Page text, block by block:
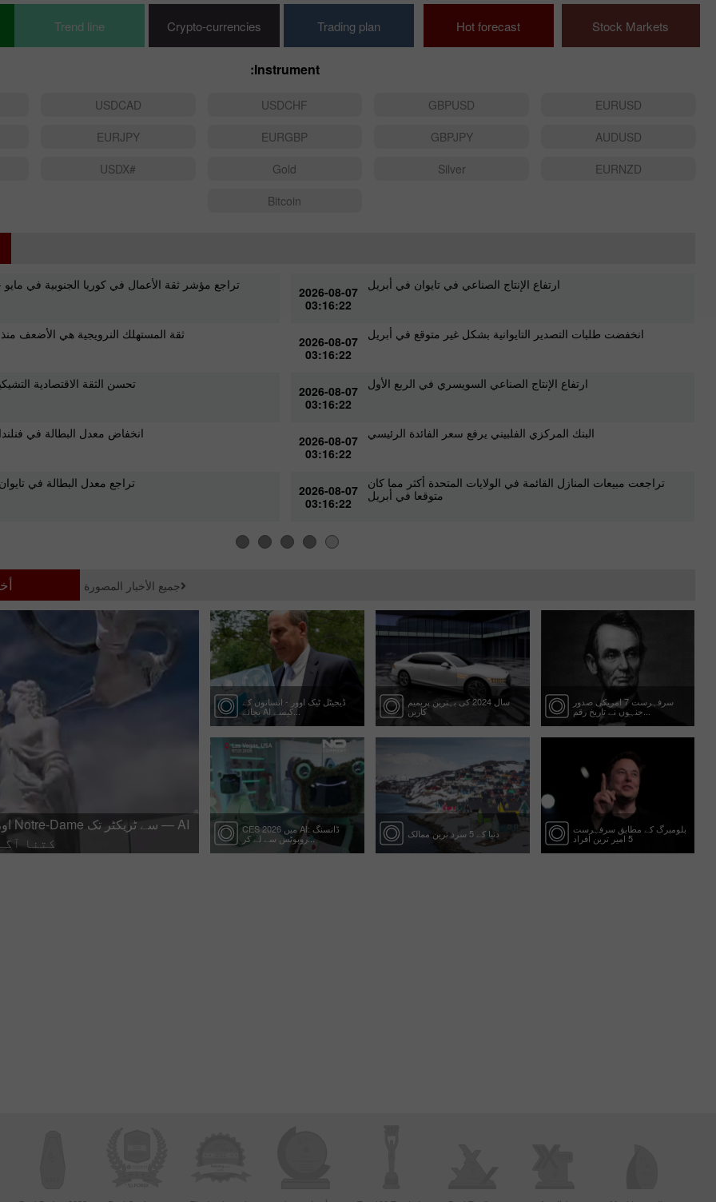
Stock Markets
Hot forecast
Trading plan
Crypto-currencies
Trend line
Instrument:
EURUSD
GBPUSD
USDCHF
USDCAD
AUDUSD
GBPJPY
EURGBP
EURJPY
EURNZD
Silver
Gold
#USDX
Bitcoin
تراجع مؤشر ثقة الأعمال في كوريا الجنوبية في مايو
ثقة المستهلك النرويجية هي الأضعف منذ عام
تحسن الثقة الاقتصادية
انخفاض معدل البطالة في
تراجع معدل البطالة في
2026-08-07
03:16:22
ارتفاع الإنتاج الصناعي في تايوان في أبريل
2026-08-07
03:16:22
انخفضت طلبات التصدير التايوانية بشكل غير متوقع في أبريل
2026-08-07
03:16:22
ارتفاع الإنتاج الصناعي السويسري في الربع الأول
2026-08-07
03:16:22
البنك المركزي الفلبيني يرفع سعر الفائدة الرئيسي
2026-08-07
03:16:22
تراجعت مبيعات المنازل القائمة في الولايات المتحدة أكثر مما كان
متوقعا في أبريل
جميع الأخبار المصورة
کتنا
ڈیجیٹل ٹیک اوور - انسانوں کے
بجائے AI کیسے...
CES 2026 میں AI: ڈانسنگ
روبوٹس سے لے کر...
سال 2024 کی بہترین پریمیم
کاریں
دنیا کے 5 سرد ترین ممالک
سرفہرست 7 امریکی صدور
جنہوں نے تاریخ رقم...
بلومبرگ کے مطابق سرفہرست
5 امیر ترین افراد